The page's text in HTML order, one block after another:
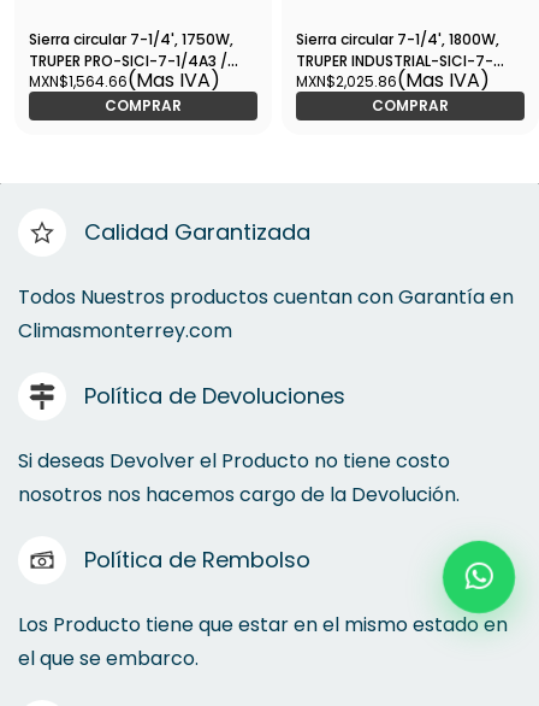
Sierra circular 7-1/4', 1750W,
TRUPER PRO-SICI-7-1/4A3 /
11004
MXN$1,564.66(Mas IVA)
COMPRAR
Sierra circular 7-1/4', 1800W,
TRUPER INDUSTRIAL-SICI-7-
1/4N4 / 11779
MXN$2,025.86(Mas IVA)
COMPRAR
Calidad Garantizada
Todos Nuestros productos cuentan con Garantía en
Climasmonterrey.com
Política de Devoluciones
Si deseas Devolver el Producto no tiene costo
nosotros nos hacemos cargo de la Devolución.
Política de Rembolso
Los Producto tiene que estar en el mismo estado en
el que se embarco.